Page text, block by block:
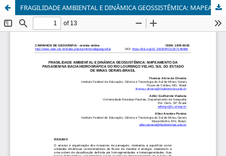
FRAGILIDADE AMBIENTAL E DINÂMICA GEOSSISTÊMICA: MAPEAMENTO DA PAISAGEM NA BACIA HIDROGRÁFICA DO RIO LOURENÇO VELHO, SUL DO ESTADO DE MINAS GERAIS-BRASIL